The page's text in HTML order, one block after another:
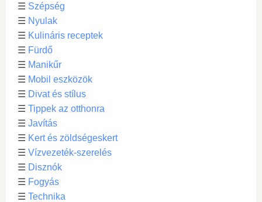
☰ Szépség
☰ Nyulak
☰ Kulináris receptek
☰ Fürdő
☰ Manikűr
☰ Mobil eszközök
☰ Divat és stílus
☰ Tippek az otthonra
☰ Javítás
☰ Kert és zöldségeskert
☰ Vízvezeték-szerelés
☰ Disznók
☰ Fogyás
☰ Technika